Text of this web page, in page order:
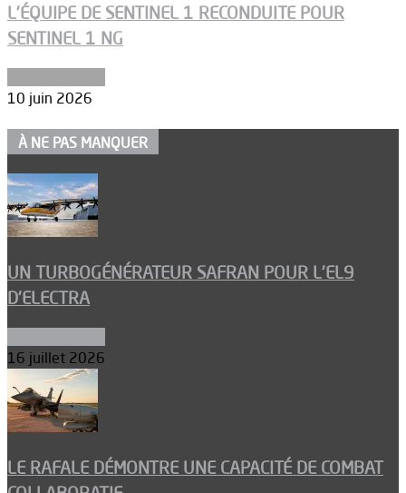
L’ÉQUIPE DE SENTINEL 1 RECONDUITE POUR
SENTINEL 1 NG
10 juin 2026
À NE PAS MANQUER
UN TURBOGÉNÉRATEUR SAFRAN POUR L’EL9
D’ELECTRA
16 juillet 2026
LE RAFALE DÉMONTRE UNE CAPACITÉ DE COMBAT